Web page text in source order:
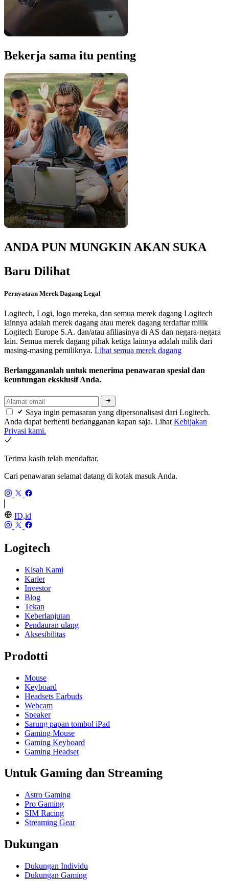
Bekerja sama itu penting
ANDA PUN MUNGKIN AKAN SUKA
Baru Dilihat
Pernyataan Merek Dagang Legal
Logitech, Logi, logo mereka, dan semua merek dagang Logitech
lainnya adalah merek dagang atau merek dagang terdaftar milik
Logitech Europe S.A. dan/atau afiliasinya di AS dan negara-negara
lain. Semua merek dagang pihak ketiga lainnya adalah milik dari
masing-masing pemiliknya. Lihat semua merek dagang
Berlanggananlah untuk menerima penawaran spesial dan
keuntungan eksklusif Anda.
Saya ingin pemasaran yang dipersonalisasi dari Logitech.
Anda dapat berhenti berlangganan kapan saja. Lihat Kebijakan
Privasi kami.
Terima kasih telah mendaftar.
Cari penawaran selamat datang di kotak masuk Anda.
ID,id
Logitech
Kisah Kami
Karier
Investor
Blog
Tekan
Keberlanjutan
Pendauran ulang
Aksesibilitas
Prodotti
Mouse
Keyboard
Headsets Earbuds
Webcam
Speaker
Sarung papan tombol iPad
Gaming Mouse
Gaming Keyboard
Gaming Headset
Untuk Gaming dan Streaming
Astro Gaming
Pro Gaming
SIM Racing
Streaming Gear
Dukungan
Dukungan Individu
Dukungan Gaming